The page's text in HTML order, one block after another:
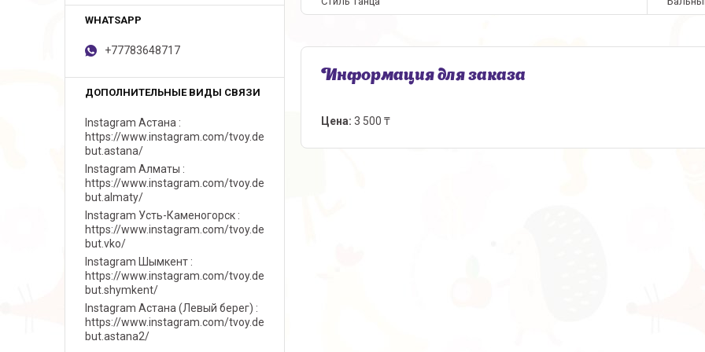
Информация для заказа
Цена: 3 500 ₸
+77783648717
Instagram Астана
https://www.instagram.com/tvoy.de
but.astana/
Instagram Алматы
https://www.instagram.com/tvoy.de
but.almaty/
Instagram Усть-Каменогорск
https://www.instagram.com/tvoy.de
but.vko/
Instagram Шымкент
https://www.instagram.com/tvoy.de
but.shymkent/
Instagram Астана (Левый берег)
https://www.instagram.com/tvoy.de
but.astana2/